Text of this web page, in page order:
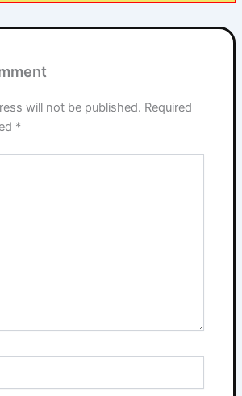
will not be published. Required
*